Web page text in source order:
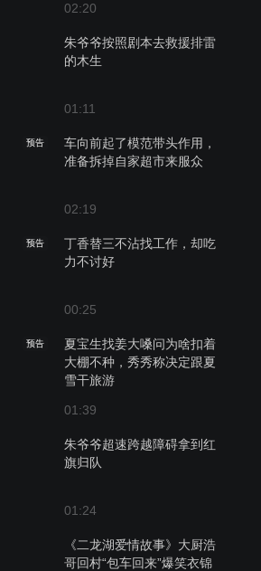
02:20
朱爷爷按照剧本去救援排雷
的木生
01:11
预告
车向前起了模范带头作用，
准备拆掉自家超市来服众
02:19
预告
丁香替三不沾找工作，却吃
力不讨好
00:25
预告
夏宝生找姜大嗓问为啥扣着
大棚不种，秀秀称决定跟夏
雪干旅游
01:39
朱爷爷超速跨越障碍拿到红
旗归队
01:24
《二龙湖爱情故事》大厨浩
哥回村“包车回来”爆笑衣锦